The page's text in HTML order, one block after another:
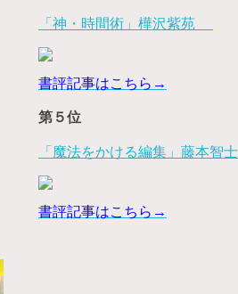
「神・時間術」樺沢紫苑
書評記事はこちら→
第５位
「魔法をかける編集」藤本智士
書評記事はこちら→